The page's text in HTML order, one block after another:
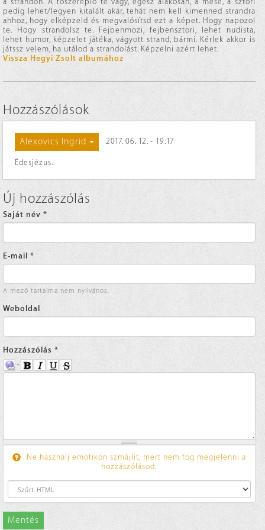
pedig lehet/legyen kitalált akár, tehát nem kell kimenned strandra
ahhoz, hogy elképzeld és megvalósítsd ezt a képet. Hogy napozol
te. Hogy strandolsz te. Fejbenmozi, fejbensztori, lehet nudista,
lehet humor, képzelet játéka, vágyott strand, bármi. Kérlek akkor is
játssz velem, ha utálod a strandolást. Képzelni azért lehet.
Vissza Hegyi Zsolt albumához
Hozzászólások
Alexovics Ingrid 2017. 06. 12. - 19:17
Édesjézus.
Új hozzászólás
Saját név *
E-mail *
A mező tartalma nem nyilvános.
Weboldal
Hozzászólás *
Ne használj emotikon szmájlit, mert nem fog megjelenni a
hozzászólásod.
Mentés